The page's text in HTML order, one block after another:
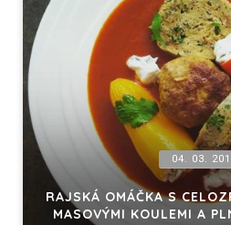
04. 03.
RAJSKÁ OMÁČKA S
MASOVÝMI KOULEMI A